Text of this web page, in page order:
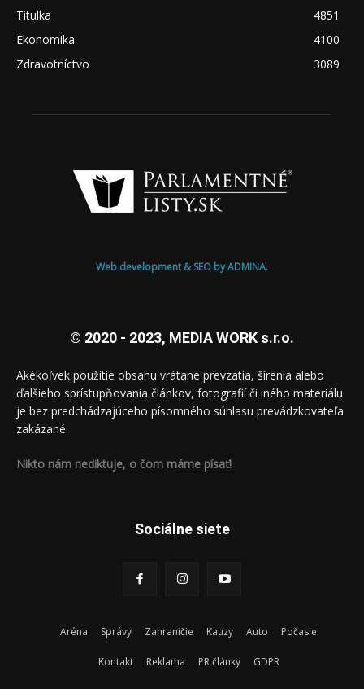
Titulka
4851
Ekonomika
4100
Zdravotníctvo
3089
Web development & SEO by ADMINA.
© 2020 - 2023, MEDIA WORK s.r.o.
Akékoľvek použitie obsahu vrátane prevzatia, šírenia alebo
ďalšieho sprístupňovania článkov, fotografií či iného materiálu
je bez predchádzajúceho písomného súhlasu prevádzkovateľa
zakázané.
Nikto nám nediktuje, o čom máme písať!
Sociálne siete
Aréna Správy Zahraničie Kauzy Auto Počasie
Kontakt Reklama PR články GDPR